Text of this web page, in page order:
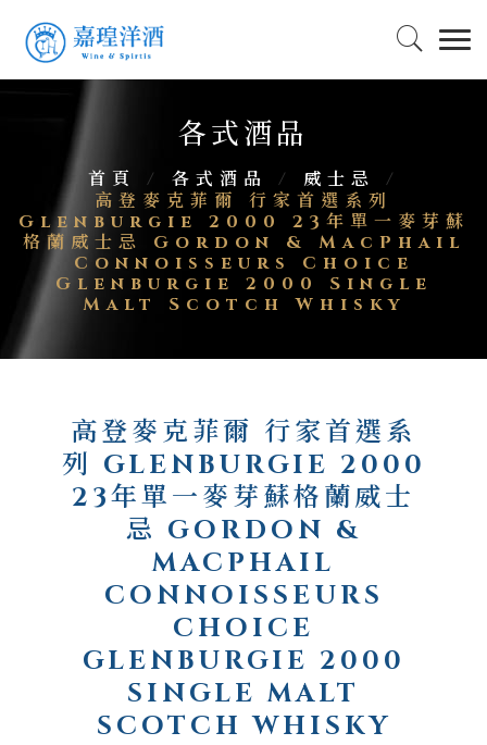
各式酒品
首頁 / 各式酒品 / 威士忌
/
高登麥克菲爾 行家首選系列
Glenburgie 2000 23年單一麥芽蘇
格蘭威士忌 Gordon & MacPhail
Connoisseurs Choice
Glenburgie 2000 Single
Malt Scotch Whisky
高登麥克菲爾 行家首選系
列 GLENBURGIE 2000
23年單一麥芽蘇格蘭威士
忌 GORDON &
MACPHAIL
CONNOISSEURS
CHOICE
GLENBURGIE 2000
SINGLE MALT
SCOTCH WHISKY